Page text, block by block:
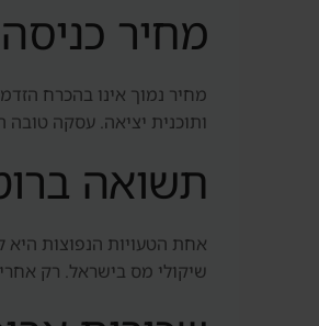
מחיר
ותוכנית יציאה. עסקה
תשואה
אחת הטעויות הנפוצות היא
שיקולי מס בישראל. רק